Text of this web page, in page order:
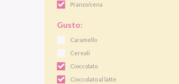
Pranzo/cena
Gusto:
Caramello
Cereali
Cioccolato
Cioccolato al latte